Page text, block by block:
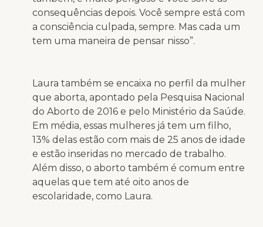
consequências depois. Você sempre está com
a consciência culpada, sempre. Mas cada um
tem uma maneira de pensar nisso”.
Laura também se encaixa no perfil da mulher
que aborta, apontado pela Pesquisa Nacional
do Aborto de 2016 e pelo Ministério da Saúde.
Em média, essas mulheres já tem um filho,
13% delas estão com mais de 25 anos de idade
e estão inseridas no mercado de trabalho.
Além disso, o aborto também é comum entre
aquelas que tem até oito anos de
escolaridade, como Laura.